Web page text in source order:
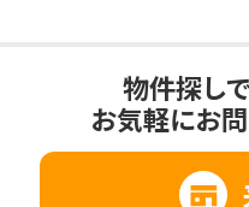
物件探し
お気軽にお